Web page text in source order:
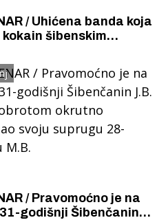
/ Uhićena banda koja
šibenskim
noćnim čuvarima,
i vlasnicima
u kojima njihovi radnici
/ Pravomoćno je na
godišnji Šibenčanin